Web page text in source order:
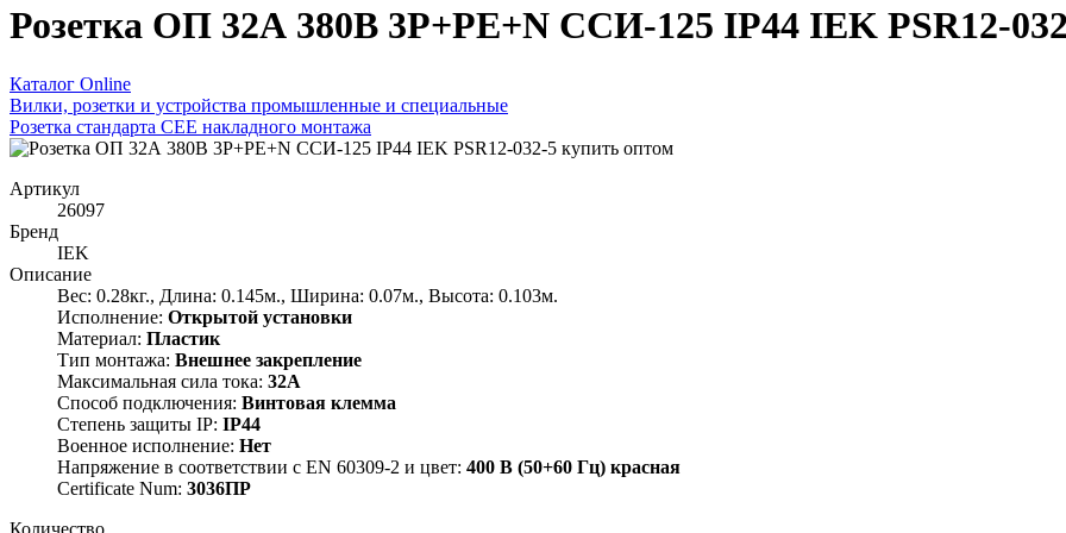
Розетка ОП 32А 380В 3P+PE+N ССИ-125 IP44 IEK PSR12-
Каталог Online
Вилки, розетки и устройства промышленные и специальные
Розетка стандарта СЕЕ накладного монтажа
Артикул
26097
Бренд
IEK
Описание
Вес: 0.28кг., Длина: 0.145м., Ширина: 0.07м., Высота: 0.103м.
Исполнение: Открытой установки
Материал: Пластик
Тип монтажа: Внешнее закрепление
Максимальная сила тока: 32А
Способ подключения: Винтовая клемма
Степень защиты IP: IP44
Военное исполнение: Нет
Напряжение в соответствии с EN 60309-2 и цвет: 400 В (50+60 Гц) красная
Certificate Num: 3036ПР
Количество